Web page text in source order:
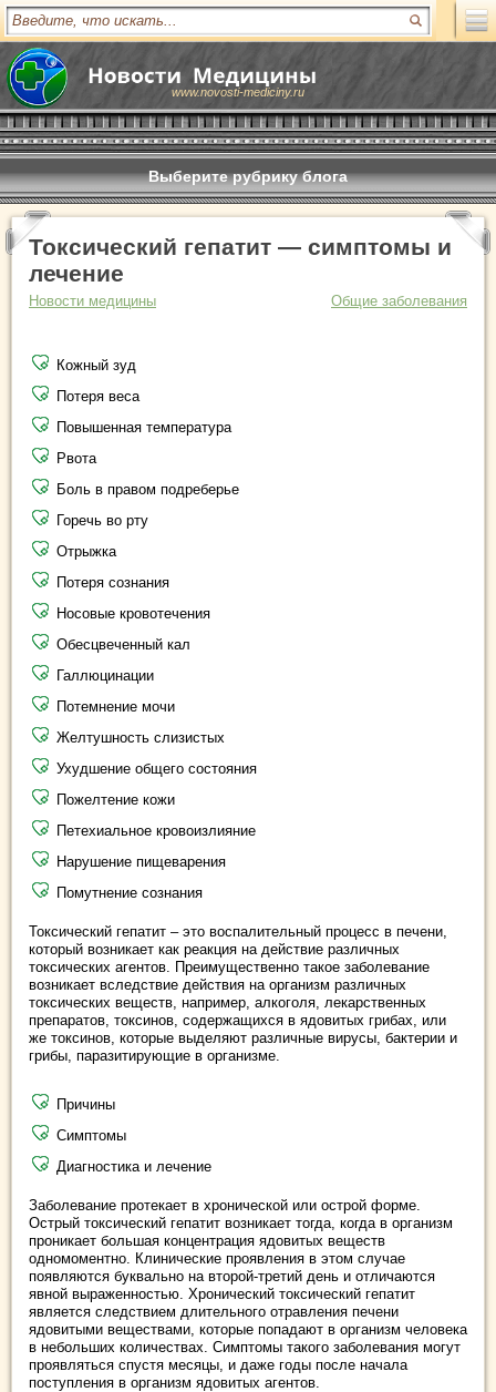
www.novosti-mediciny.ru
Выберите рубрику блога
Токсический гепатит — симптомы и
лечение
Новости медицины Общие заболевания
Кожный зуд
Потеря веса
Повышенная температура
Рвота
Боль в правом подреберье
Горечь во рту
Отрыжка
Потеря сознания
Носовые кровотечения
Обесцвеченный кал
Галлюцинации
Потемнение мочи
Желтушность слизистых
Ухудшение общего состояния
Пожелтение кожи
Петехиальное кровоизлияние
Нарушение пищеварения
Помутнение сознания
Токсический гепатит – это воспалительный процесс в печени,
который возникает как реакция на действие различных
токсических агентов. Преимущественно такое заболевание
возникает вследствие действия на организм различных
токсических веществ, например, алкоголя, лекарственных
препаратов, токсинов, содержащихся в ядовитых грибах, или
же токсинов, которые выделяют различные вирусы, бактерии и
грибы, паразитирующие в организме.
Причины
Симптомы
Диагностика и лечение
Заболевание протекает в хронической или острой форме.
Острый токсический гепатит возникает тогда, когда в организм
проникает большая концентрация ядовитых веществ
одномоментно. Клинические проявления в этом случае
появляются буквально на второй-третий день и отличаются
явной выраженностью. Хронический токсический гепатит
является следствием длительного отравления печени
ядовитыми веществами, которые попадают в организм человека
в небольших количествах. Симптомы такого заболевания могут
проявляться спустя месяцы, и даже годы после начала
поступления в организм ядовитых агентов.